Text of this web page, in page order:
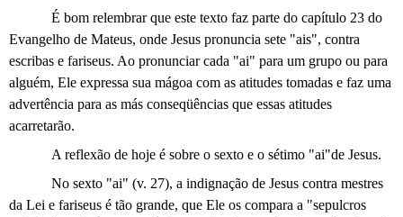
É bom relembrar que este texto faz parte do capítulo 23 do
Evangelho de Mateus, onde Jesus pronuncia sete "ais", contra
escribas e fariseus. Ao pronunciar cada "ai" para um grupo ou para
alguém, Ele expressa sua mágoa com as atitudes tomadas e faz uma
advertência para as más conseqüências que essas atitudes
acarretarão.
A reflexão de hoje é sobre o sexto e o sétimo "ai"de Jesus.
No sexto "ai" (v. 27), a indignação de Jesus contra mestres
da Lei e fariseus é tão grande, que Ele os compara a "sepulcros